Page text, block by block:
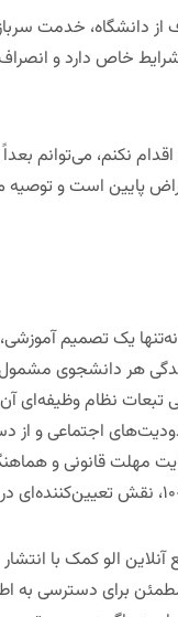
از دانشگاه، خدمت
خاص دارد و
نکنم، می‌توانم
پایین است و توصیه
یک تصمیم
هر دانشجوی
تبعات نظام وظیفه‌ای
اجتماعی و
مهلت قانونی و
الو کمک با
برای دسترسی به